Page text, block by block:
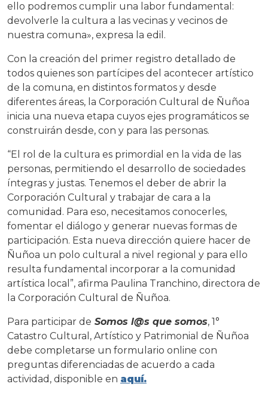
ello podremos cumplir una labor fundamental:
devolverle la cultura a las vecinas y vecinos de
nuestra comuna», expresa la edil.
Con la creación del primer registro detallado de
todos quienes son partícipes del acontecer artístico
de la comuna, en distintos formatos y desde
diferentes áreas, la Corporación Cultural de Ñuñoa
inicia una nueva etapa cuyos ejes programáticos se
construirán desde, con y para las personas.
“El rol de la cultura es primordial en la vida de las
personas, permitiendo el desarrollo de sociedades
íntegras y justas. Tenemos el deber de abrir la
Corporación Cultural y trabajar de cara a la
comunidad. Para eso, necesitamos conocerles,
fomentar el diálogo y generar nuevas formas de
participación. Esta nueva dirección quiere hacer de
Ñuñoa un polo cultural a nivel regional y para ello
resulta fundamental incorporar a la comunidad
artística local”, afirma Paulina Tranchino, directora de
la Corporación Cultural de Ñuñoa.
Para participar de Somos l@s que somos, 1°
Catastro Cultural, Artístico y Patrimonial de Ñuñoa
debe completarse un formulario online con
preguntas diferenciadas de acuerdo a cada
actividad, disponible en aquí.